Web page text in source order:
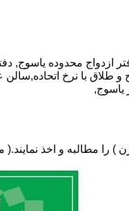
طلاق با نرخ اتحاده,سالن
یاسوج,